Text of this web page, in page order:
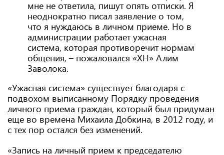
мне не ответила, пишут опять отписки. Я
неоднократно писал заявление о том,
что я нуждаюсь в личном приеме. Но в
администрации работает ужасная
система, которая противоречит нормам
общения, – пожаловался «ХН» Алим
Заволока.
«Ужасная система» существует благодаря с
подвохом выписанному Порядку проведения
личного приема граждан, который был придуман
еще во времена Михаила Добкина, в 2012 году, и
с тех пор остался без изменений.
«Запись на личный прием к председателю